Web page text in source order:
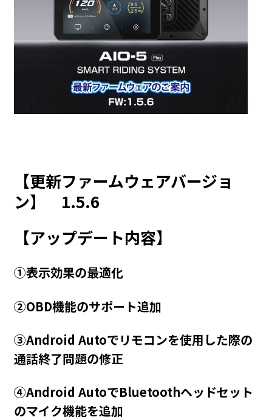
【更新ファームウェアバージョ
ン】 1.5.6
【アップデート内容】
①表示効果の最適化
②OBD機能のサポート追加
③Android Autoでリモコンを使用した際の
通話終了問題の修正
④Android AutoでBluetoothヘッドセット
のマイク機能を追加